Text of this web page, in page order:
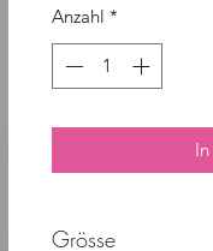
Anzahl *
Grösse